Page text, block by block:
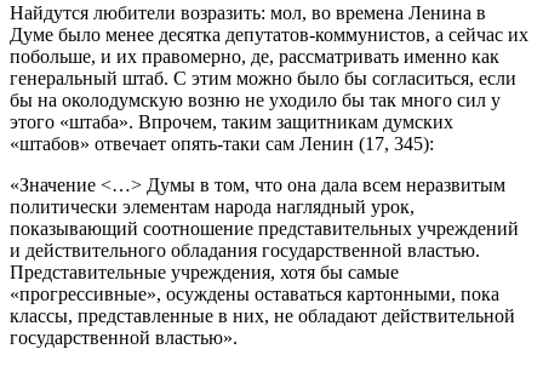
Найдутся любители возразить: мол, во времена Ленина в
Думе было менее десятка депутатов-коммунистов, а сейчас их
побольше, и их правомерно, де, рассматривать именно как
генеральный штаб. С этим можно было бы согласиться, если
бы на околодумскую возню не уходило бы так много сил у
этого «штаба». Впрочем, таким защитникам думских
«штабов» отвечает опять-таки сам Ленин (17, 345):
«Значение <…> Думы в том, что она дала всем неразвитым
политически элементам народа наглядный урок,
показывающий соотношение представительных учреждений
и действительного обладания государственной властью.
Представительные учреждения, хотя бы самые
«прогрессивные», осуждены оставаться картонными, пока
классы, представленные в них, не обладают действительной
государственной властью».